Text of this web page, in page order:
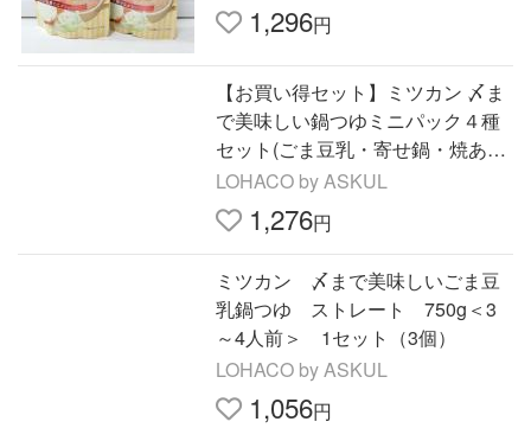
1,296円
【お買い得セット】ミツカン 〆ま
で美味しい鍋つゆミニパック４種
セット(ごま豆乳・寄せ鍋・焼あご
だし・キムチ）鍋の素 鍋スープ
LOHACO by ASKUL
1,276円
ミツカン 〆まで美味しいごま豆
乳鍋つゆ ストレート 750g＜3
～4人前＞ 1セット（3個）
LOHACO by ASKUL
1,056円